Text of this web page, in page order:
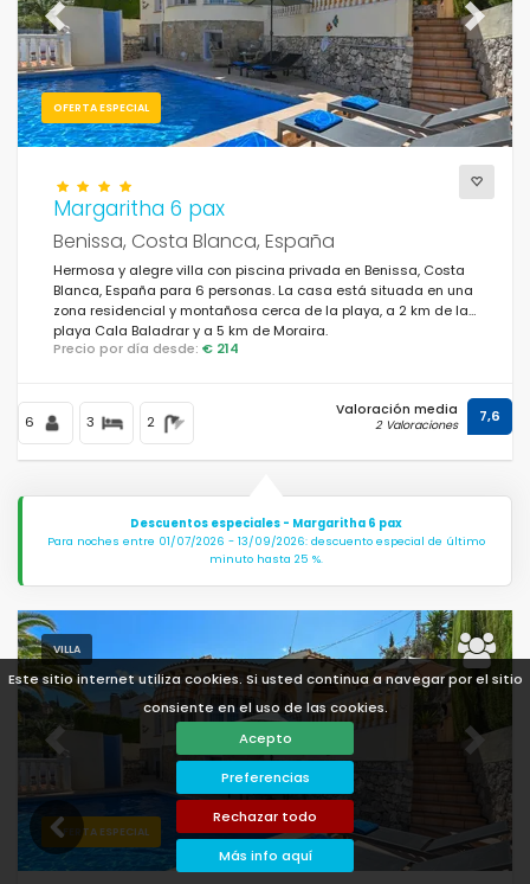
Este sitio internet utiliza cookies. Si usted continua a navegar por el sitio
consiente en el uso de las cookies.
Acepto
Preferencias
Rechazar todo
Más info aquí
OFERTA ESPECIAL
Previous Next
Margaritha 6 pax
Benissa, Costa Blanca, España
Hermosa y alegre villa con piscina privada en Benissa, Costa
Blanca, España para 6 personas. La casa está situada en una
zona residencial y montañosa cerca de la playa, a 2 km de la
playa Cala Baladrar y a 5 km de Moraira.
Precio por día desde: € 214
6 3 2
Valoración media
2 Valoraciones 7,6
Descuentos especiales - Margaritha 6 pax
Para noches entre 01/07/2026 - 13/09/2026: descuento especial de último
minuto hasta 25 %.
VILLA
OFERTA ESPECIAL
Previous Next